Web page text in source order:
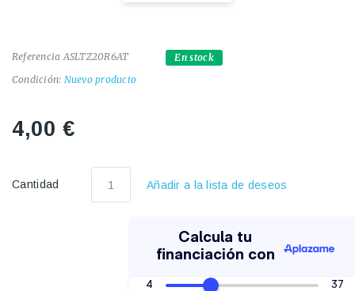
Referencia ASLTZ20R6AT
Condición: Nuevo producto
En stock
4,00 €
Cantidad Añadir a la lista de deseos